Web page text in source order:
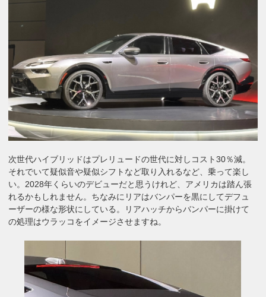
次世代ハイブリッドはプレリュードの世代に対しコスト30％減。
それでいて疑似音や疑似シフトなど取り入れるなど、乗って楽し
い。2028年くらいのデビューだと思うけれど、アメリカは踏ん張
れるかもしれません。ちなみにリアはバンパーを黒にしてデフュ
ーザーの様な形状にしている。リアハッチからバンパーに掛けて
の処理はウラッコをイメージさせますね。